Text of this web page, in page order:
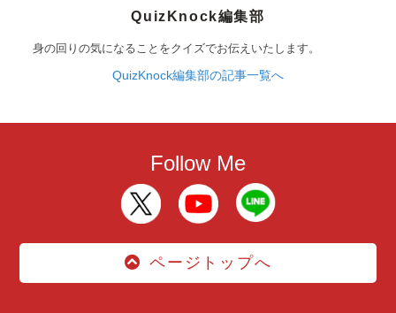
QuizKnock編集部
身の回りの気になることをクイズでお伝えいたします。
QuizKnock編集部の記事一覧へ
Follow Me
ページトップへ